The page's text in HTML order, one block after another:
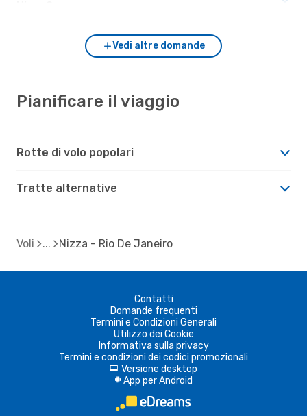
Vedi altre domande
Pianificare il viaggio
Rotte di volo popolari
Tratte alternative
Voli Nizza - Rio De Janeiro
Contatti
Domande frequenti
Termini e Condizioni Generali
Utilizzo dei Cookie
Informativa sulla privacy
Termini e condizioni dei codici promozionali
d Versione desktop
A App per Android